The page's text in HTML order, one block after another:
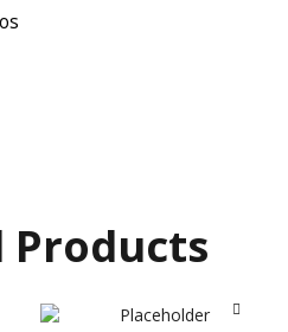
Products